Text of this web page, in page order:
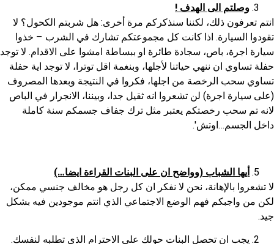
وصلتم الى الهدف!
انتم تعرفون ذلك، لكننا سنذكركم مرة أخرى: هل شربتم الكحول؟ لا
تقودوا السيارة. اذا كانت كل مجموعتكم تشارك في الشرب – خذوا
سيارة اجرة، باص، سجادة طائرة او ببساطة امشوا على الاقدام. لا توجد
حفلة تساوي ان ننهي حياتنا لأجلها، وبنغمة اقل توترا، لا توجد اية حفلة
تساوي سحب الرخصة من اجلها، فكروا في النتيجة وبعدها المصروف
(على سيارة اجرة) لن تشعروا انه ثقيل جدا، وبيننا، الانجرار في الباص
لانه تم سحب رخصتكم يعتبر مثل ترك جفاف جسمكم سنة كاملة
داخل الجسم…اوتش'.
أيها الشباب (وواضح ان على البنات القراءة ايضا…)
لا تشعروا بالإهانة، نحن لا نفكر ان كل رجل هو مخالف جنسي ممكن،
لكن من واجبكم فهم الوضع الاجتماعي الذي انتم موجودين فيه بشكل
جيد.
يجب ان تحصل البنات حولك على الاحترام الذي تطلبه لنفسك.